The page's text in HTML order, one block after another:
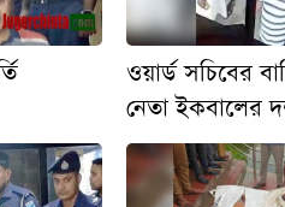
ওয়ার্ড সচিবের
নেতা ইকবালের